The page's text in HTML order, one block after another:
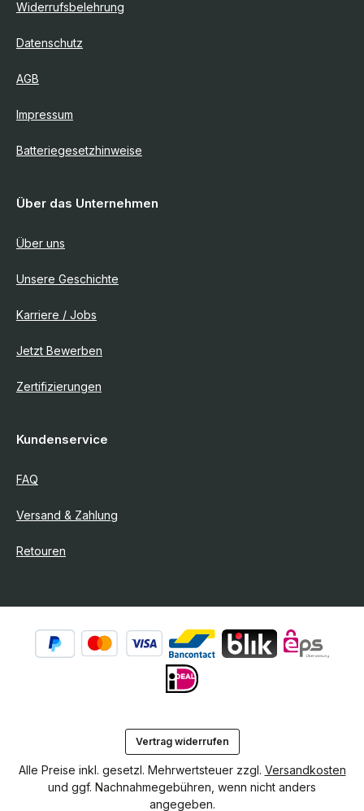
Widerrufsbelehrung
Datenschutz
AGB
Impressum
Batteriegesetzhinweise
Über das Unternehmen
Über uns
Unsere Geschichte
Karriere / Jobs
Jetzt Bewerben
Zertifizierungen
Kundenservice
FAQ
Versand & Zahlung
Retouren
Vertrag widerrufen
Alle Preise inkl. gesetzl. Mehrwertsteuer zzgl. Versandkosten
und ggf. Nachnahmegebühren, wenn nicht anders
angegeben.